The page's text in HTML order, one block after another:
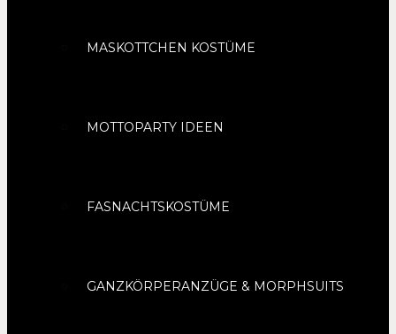
MASKOTTCHEN KOSTÜME
MOTTOPARTY IDEEN
FASNACHTSKOSTÜME
GANZKÖRPERANZÜGE & MORPHSUITS